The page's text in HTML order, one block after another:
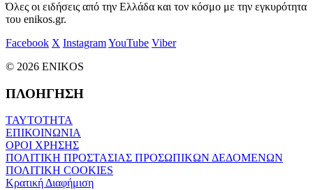
Όλες οι ειδήσεις από την Ελλάδα και τον κόσμο με την εγκυρότητα
του enikos.gr.
Facebook X InstagramYouTube Viber
© 2026 ENIKOS
ΠΛΟΗΓΗΣΗ
ΤΑΥΤΟΤΗΤΑ
ΕΠΙΚΟΙΝΩΝΙΑ
ΟΡΟΙ ΧΡΗΣΗΣ
ΠΟΛΙΤΙΚΗ ΠΡΟΣΤΑΣΙΑΣ ΠΡΟΣΩΠΙΚΩΝ ΔΕΔΟΜΕΝΩΝ
ΠΟΛΙΤΙΚΗ COOKIES
Κρατική Διαφήμιση